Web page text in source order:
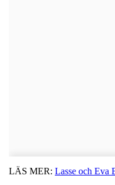
LÄS MER: Lasse och Eva